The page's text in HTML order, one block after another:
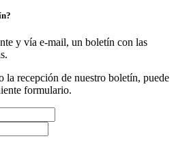
y vía e-mail, un boletín con las
la recepción de nuestro boletín, puede
formulario.